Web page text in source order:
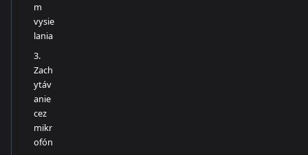
m
vysie
lania
3.
Zach
ytáv
anie
cez
mikr
ofón